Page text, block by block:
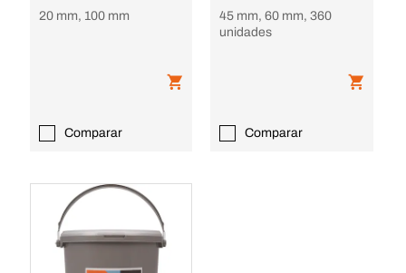
20 mm, 100 mm
Comparar
45 mm, 60 mm, 360
unidades
Comparar